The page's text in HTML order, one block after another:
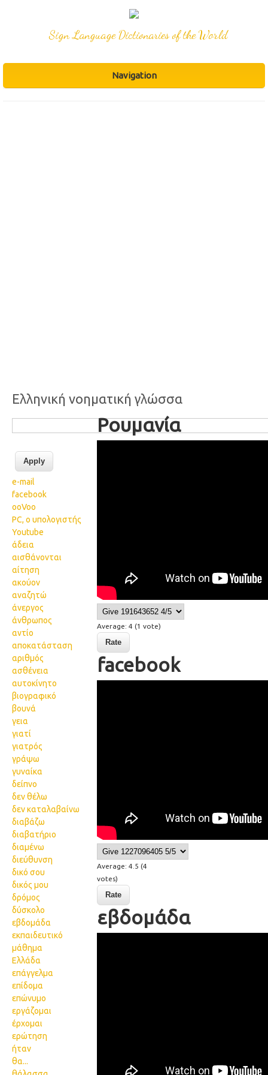
Sign Language Dictionaries of the World
Navigation
Ελληνική νοηματική γλώσσα
e-mail
facebook
ooVoo
PC, ο υπολογιστής
Youtube
άδεια
αισθάνονται
αίτηση
ακούον
αναζητώ
άνεργος
άνθρωπος
αντίο
αποκατάσταση
αριθμός
ασθένεια
αυτοκίνητο
βιογραφικό
βουνά
γεια
γιατί
γιατρός
γράψω
γυναίκα
δείπνο
δεν θέλω
δεν καταλαβαίνω
διαβάζω
διαβατήριο
διαμένω
διεύθυνση
δικό σου
δικός μου
δρόμος
δύσκολο
εβδομάδα
εκπαιδευτικό
μάθημα
Ελλάδα
επάγγελμα
επίδομα
επώνυμο
εργάζομαι
έρχομαι
ερώτηση
ήταν
θα...
Ρουμανία
Average: 4 (1 vote)
facebook
Average: 4.5 (4
votes)
εβδομάδα